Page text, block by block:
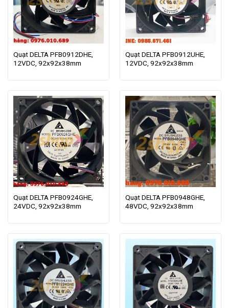
Quạt DELTA PFB0912DHE,
12VDC, 92x92x38mm
Quạt DELTA PFB0912UHE,
12VDC, 92x92x38mm
Quạt DELTA PFB0924GHE,
24VDC, 92x92x38mm
Quạt DELTA PFB0948GHE,
48VDC, 92x92x38mm